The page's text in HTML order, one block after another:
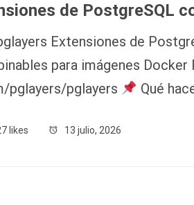
de PostgreSQL
Extensiones de
para imágenes Docker
pglayers/pglayers
Qué
likes 13 julio, 2026